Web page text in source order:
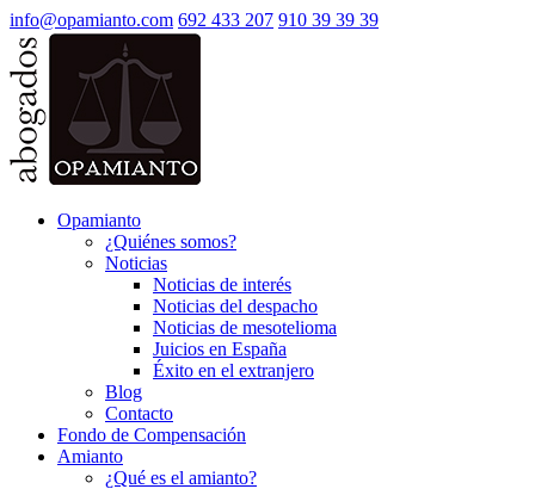
info@opamianto.com 692 433 207 910 39 39 39
Opamianto
¿Quiénes somos?
Noticias
Noticias de interés
Noticias del despacho
Noticias de mesotelioma
Juicios en España
Éxito en el extranjero
Blog
Contacto
Fondo de Compensación
Amianto
¿Qué es el amianto?